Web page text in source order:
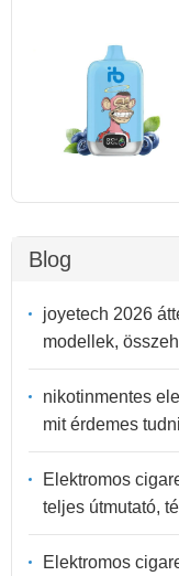
Blog
joyetech 2026
modellek,
nikotinmentes
mit érdemes
Elektromos
teljes útmutató,
Elektromos